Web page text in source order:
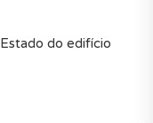
Estado do edifício